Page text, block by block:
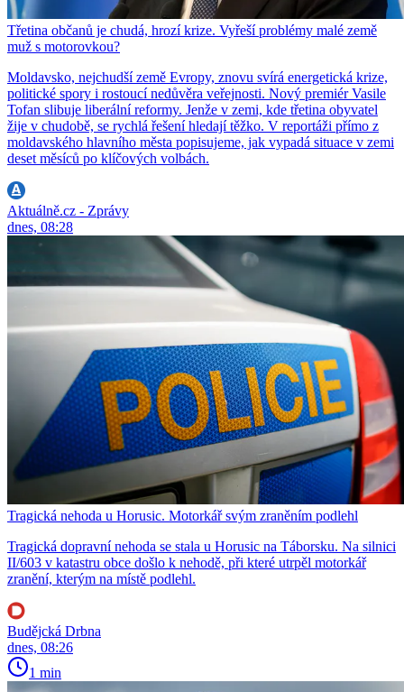
Třetina občanů je chudá, hrozí krize. Vyřeší problémy malé země
muž s motorovkou?
Moldavsko, nejchudší země Evropy, znovu svírá energetická krize,
politické spory i rostoucí nedůvěra veřejnosti. Nový premiér Vasile
Tofan slibuje liberální reformy. Jenže v zemi, kde třetina obyvatel
žije v chudobě, se rychlá řešení hledají těžko. V reportáži přímo z
moldavského hlavního města popisujeme, jak vypadá situace v zemi
deset měsíců po klíčových volbách.
Aktuálně.cz - Zprávy
dnes, 08:28
Tragická nehoda u Horusic. Motorkář svým zraněním podlehl
Tragická dopravní nehoda se stala u Horusic na Táborsku. Na silnici
II/603 v katastru obce došlo k nehodě, při které utrpěl motorkář
zranění, kterým na místě podlehl.
Budějcká Drbna
dnes, 08:26
1 min